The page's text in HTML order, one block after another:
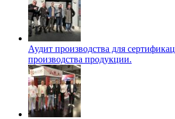
Аудит производства для
производства продукции.